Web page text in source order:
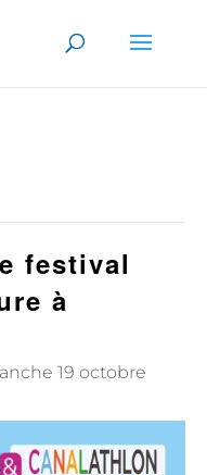
festival
à
19 octobre